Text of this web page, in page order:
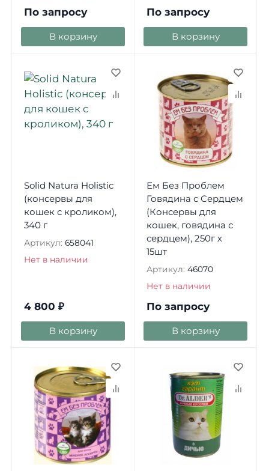
По запросу
В корзину
По запросу
В корзину
Solid Natura Holistic
(консервы для
кошек с кроликом),
340 г
Артикул: 658041
Нет в наличии
4 800 ₽
В корзину
Ем Без Проблем
Говядина с Сердцем
(Консервы для
кошек, говядина с
сердцем), 250г х
15шт
Артикул: 46070
Нет в наличии
По запросу
В корзину